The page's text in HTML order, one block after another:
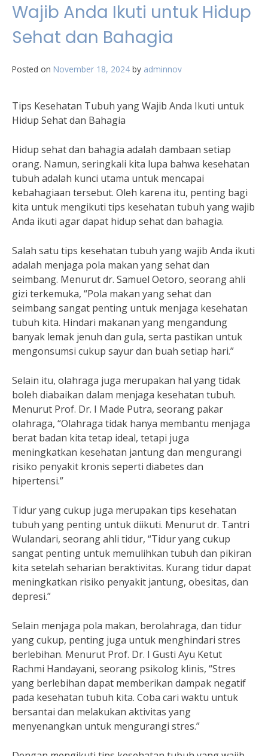
Wajib Anda Ikuti untuk Hidup
Sehat dan Bahagia
Posted on November 18, 2024 by adminnov
Tips Kesehatan Tubuh yang Wajib Anda Ikuti untuk
Hidup Sehat dan Bahagia
Hidup sehat dan bahagia adalah dambaan setiap
orang. Namun, seringkali kita lupa bahwa kesehatan
tubuh adalah kunci utama untuk mencapai
kebahagiaan tersebut. Oleh karena itu, penting bagi
kita untuk mengikuti tips kesehatan tubuh yang wajib
Anda ikuti agar dapat hidup sehat dan bahagia.
Salah satu tips kesehatan tubuh yang wajib Anda ikuti
adalah menjaga pola makan yang sehat dan
seimbang. Menurut dr. Samuel Oetoro, seorang ahli
gizi terkemuka, “Pola makan yang sehat dan
seimbang sangat penting untuk menjaga kesehatan
tubuh kita. Hindari makanan yang mengandung
banyak lemak jenuh dan gula, serta pastikan untuk
mengonsumsi cukup sayur dan buah setiap hari.”
Selain itu, olahraga juga merupakan hal yang tidak
boleh diabaikan dalam menjaga kesehatan tubuh.
Menurut Prof. Dr. I Made Putra, seorang pakar
olahraga, “Olahraga tidak hanya membantu menjaga
berat badan kita tetap ideal, tetapi juga
meningkatkan kesehatan jantung dan mengurangi
risiko penyakit kronis seperti diabetes dan
hipertensi.”
Tidur yang cukup juga merupakan tips kesehatan
tubuh yang penting untuk diikuti. Menurut dr. Tantri
Wulandari, seorang ahli tidur, “Tidur yang cukup
sangat penting untuk memulihkan tubuh dan pikiran
kita setelah seharian beraktivitas. Kurang tidur dapat
meningkatkan risiko penyakit jantung, obesitas, dan
depresi.”
Selain menjaga pola makan, berolahraga, dan tidur
yang cukup, penting juga untuk menghindari stres
berlebihan. Menurut Prof. Dr. I Gusti Ayu Ketut
Rachmi Handayani, seorang psikolog klinis, “Stres
yang berlebihan dapat memberikan dampak negatif
pada kesehatan tubuh kita. Coba cari waktu untuk
bersantai dan melakukan aktivitas yang
menyenangkan untuk mengurangi stres.”